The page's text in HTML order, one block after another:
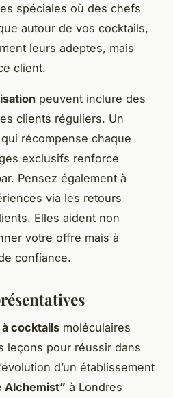
spéciales où des chefs
autour de vos cocktails,
leurs adeptes, mais
client.
peuvent inclure des
clients réguliers. Un
récompense chaque
exclusifs renforce
Pensez également à
via les retours
Elles aident non
votre offre mais à
confiance.
cocktails moléculaires
leçons pour réussir dans
d’un établissement
Alchemist” à Londres